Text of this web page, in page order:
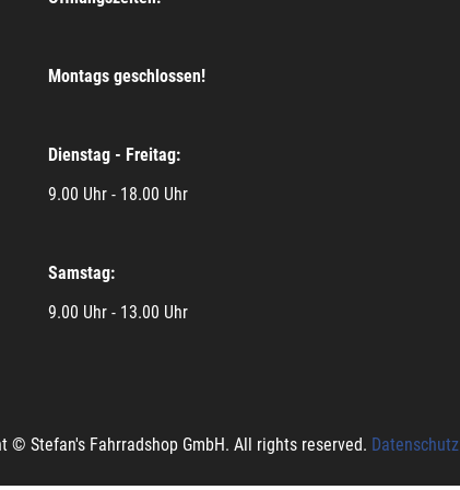
Montags geschlossen!
Dienstag - Freitag:
9.00 Uhr - 18.00 Uhr
Samstag:
9.00 Uhr - 13.00 Uhr
© Stefan's Fahrradshop GmbH. All rights reserved. Datenschutz